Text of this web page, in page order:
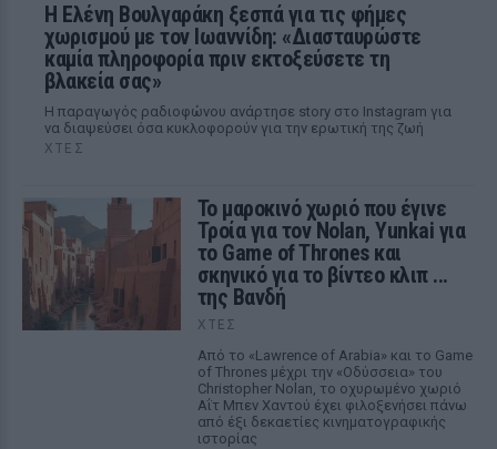
Η Ελένη Βουλγαράκη ξεσπά για τις φήμες
χωρισμού με τον Ιωαννίδη: «Διασταυρώστε
καμία πληροφορία πριν εκτοξεύσετε τη
βλακεία σας»
Η παραγωγός ραδιοφώνου ανάρτησε story στο Instagram για
να διαψεύσει όσα κυκλοφορούν για την ερωτική της ζωή
ΧΤΕΣ
Το μαροκινό χωριό που έγινε
Τροία για τον Nolan, Yunkai για
το Game of Thrones και
σκηνικό για το βίντεο κλιπ ...
της Βανδή
ΧΤΕΣ
Από το «Lawrence of Arabia» και το Game
of Thrones μέχρι την «Οδύσσεια» του
Christopher Nolan, το οχυρωμένο χωριό
Αΐτ Μπεν Χαντού έχει φιλοξενήσει πάνω
από έξι δεκαετίες κινηματογραφικής
ιστορίας